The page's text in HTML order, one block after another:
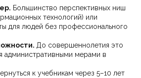
Большинство перспективных ниш
технологий) или
для людей без профессионального
До совершеннолетия это
административными мерами в
к учебникам через 5–10 лет